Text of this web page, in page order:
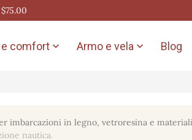
e comfort  Armo e vela  Blog
imbarcazioni in legno, vetroresina e
nautica.